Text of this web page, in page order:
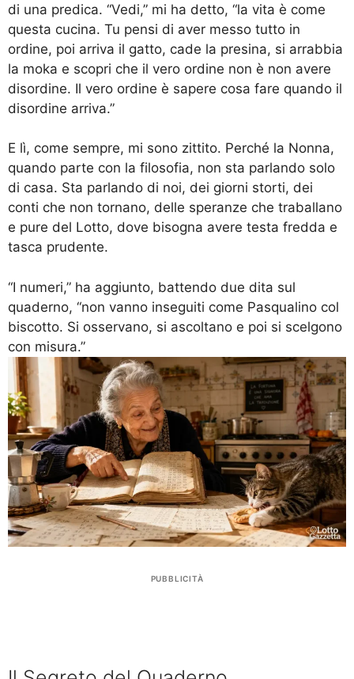
di una predica. “Vedi,” mi ha detto, “la vita è come
questa cucina. Tu pensi di aver messo tutto in
ordine, poi arriva il gatto, cade la presina, si arrabbia
la moka e scopri che il vero ordine non è non avere
disordine. Il vero ordine è sapere cosa fare quando il
disordine arriva.”
E lì, come sempre, mi sono zittito. Perché la Nonna,
quando parte con la filosofia, non sta parlando solo
di casa. Sta parlando di noi, dei giorni storti, dei
conti che non tornano, delle speranze che traballano
e pure del Lotto, dove bisogna avere testa fredda e
tasca prudente.
“I numeri,” ha aggiunto, battendo due dita sul
quaderno, “non vanno inseguiti come Pasqualino col
biscotto. Si osservano, si ascoltano e poi si scelgono
con misura.”
PUBBLICITÀ